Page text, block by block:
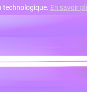
technologique. En savoir